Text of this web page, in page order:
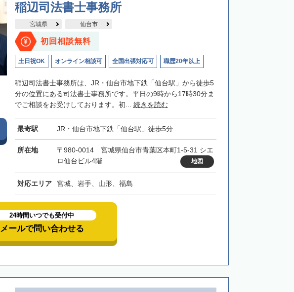
稲辺司法書士事務所
宮城県 仙台市
初回相談無料
土日祝OK オンライン相談可 全国出張対応可 職歴20年以上
稲辺司法書士事務所は、JR・仙台市地下鉄「仙台駅」から徒歩5
分の位置にある司法書士事務所です。平日の9時から17時30分ま
でご相談をお受けしております。初... 続きを読む
最寄駅 JR・仙台市地下鉄「仙台駅」徒歩5分
所在地
〒980-0014 宮城県仙台市青葉区本町1-5-31 シエ
ロ仙台ビル4階
地図
対応エリア 宮城、岩手、山形、福島
24時間いつでも受付中
メールで問い合わせる